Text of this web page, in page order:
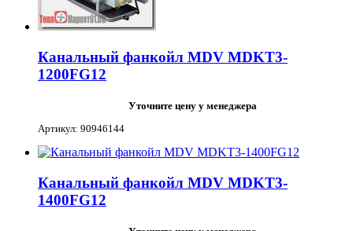
Канальный фанкойл MDV MDKT3-
1200FG12
Уточните цену у менеджера
Артикул: 90946144
Канальный фанкойл MDV MDKT3-
1400FG12